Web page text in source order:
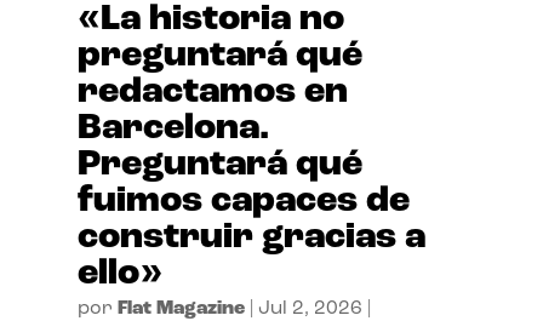
«La historia no
preguntará qué
redactamos en
Barcelona.
Preguntará qué
fuimos capaces de
construir gracias a
ello»
por Flat Magazine| Jul 2, 2026